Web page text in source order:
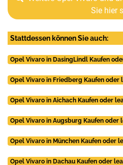
Sie hier
Stattdessen können Sie auch:
Opel Vivaro in DasingLindl Kaufen
Opel Vivaro in Friedberg Kaufen oder
Opel Vivaro in Aichach Kaufen oder
Opel Vivaro in Augsburg Kaufen oder
Opel Vivaro in München Kaufen oder
Opel Vivaro in Dachau Kaufen oder